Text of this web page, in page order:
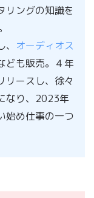
リングの知識を
オーディオス
ども販売。４年
リースし、徐々
なり、2023年
始め仕事の一つ